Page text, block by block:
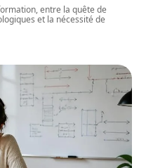
entre la quête de
et la nécessité de